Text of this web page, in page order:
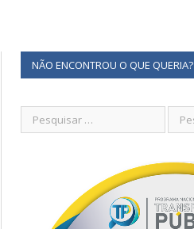
NÃO ENCONTROU O QUE QUERIA?